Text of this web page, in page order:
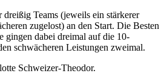
dreißig Teams (jeweils ein stärkerer
zugelost) an den Start. Die Besten
gingen dabei dreimal auf die 10-
schwächeren Leistungen zweimal.
Schweizer-Theodor.